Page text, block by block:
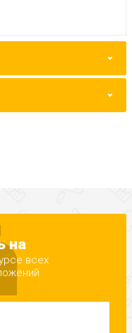
на
всех